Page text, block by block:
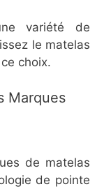
variété de
le matelas
choix.
Marques
de matelas
de pointe